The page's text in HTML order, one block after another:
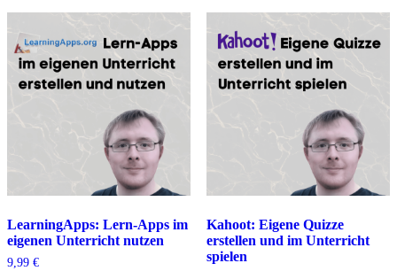
LearningApps: Lern-Apps im
eigenen Unterricht nutzen
9,99 €
Kahoot: Eigene Quizze
erstellen und im Unterricht
spielen